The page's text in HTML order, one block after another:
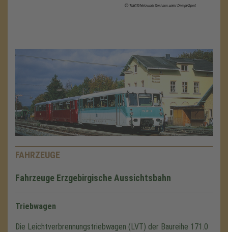
FAHRZEUGE
Fahrzeuge Erzgebirgische Aussichtsbahn
Triebwagen
Die Leichtverbrennungstriebwagen (LVT) der Baureihe 171.0